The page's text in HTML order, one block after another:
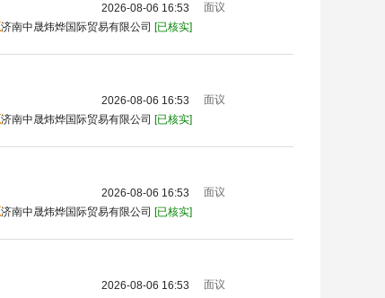
2026-08-06 16:53
济南中晟炜烨国际贸易有限公司 [已核实]
面议
2026-08-06 16:53
济南中晟炜烨国际贸易有限公司 [已核实]
面议
2026-08-06 16:53
济南中晟炜烨国际贸易有限公司 [已核实]
面议
2026-08-06 16:53 面议